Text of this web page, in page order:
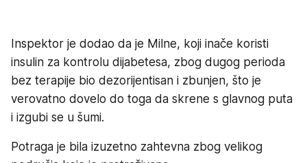
Inspektor je dodao da je Milne, koji inače koristi
insulin za kontrolu dijabetesa, zbog dugog perioda
bez terapije bio dezorijentisan i zbunjen, što je
verovatno dovelo do toga da skrene s glavnog puta
i izgubi se u šumi.
Potraga je bila izuzetno zahtevna zbog velikog